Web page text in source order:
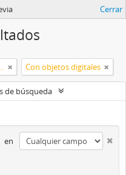
Cerrar
de Reguengos Con objetos digitales
de búsqueda
en